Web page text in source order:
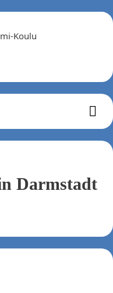
Darmstadt